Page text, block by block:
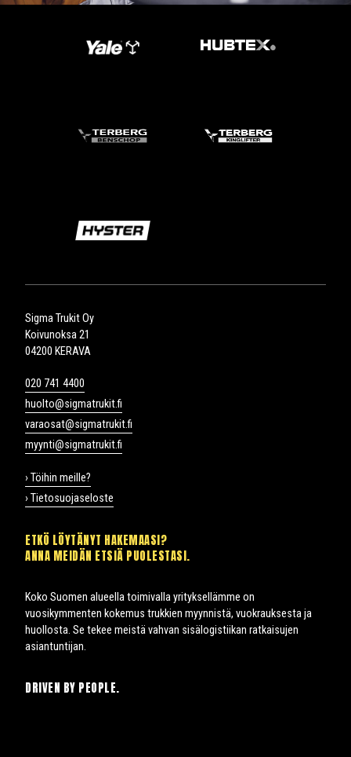
Sigma Trukit Oy
Koivunoksa 21
04200 KERAVA
020 741 4400
huolto@sigmatrukit.fi
varaosat@sigmatrukit.fi
myynti@sigmatrukit.fi
› Töihin meille?
› Tietosuojaseloste
ETKÖ LÖYTÄNYT HAKEMAASI?
ANNA MEIDÄN ETSIÄ PUOLESTASI.
Koko Suomen alueella toimivalla yrityksellämme on
vuosikymmenten kokemus trukkien myynnistä, vuokrauksesta ja
huollosta. Se tekee meistä vahvan sisälogistiikan ratkaisujen
asiantuntijan.
DRIVEN BY PEOPLE.